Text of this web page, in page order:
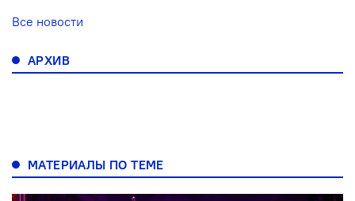
Все новости
АРХИВ
МАТЕРИАЛЫ ПО ТЕМЕ